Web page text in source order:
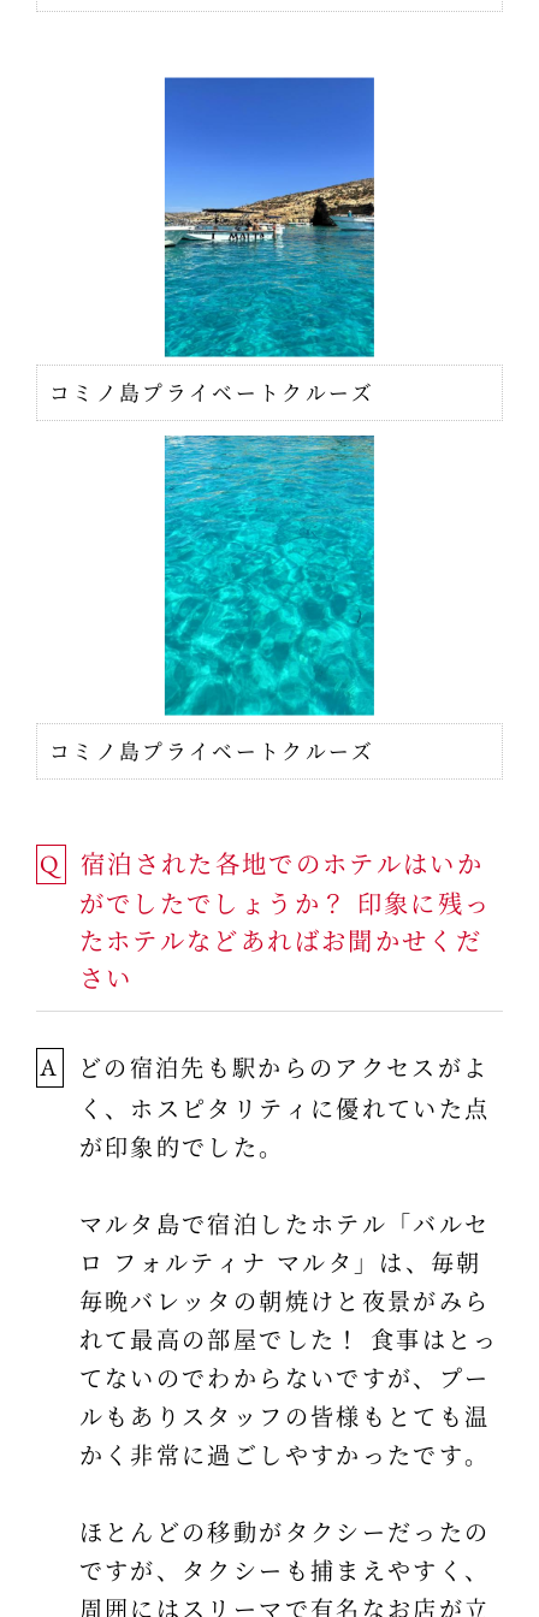
コミノ島プライベートクルーズ
コミノ島プライベートクルーズ
Q
宿泊された各地でのホテルはいか
がでしたでしょうか？ 印象に残っ
たホテルなどあればお聞かせくだ
さい
A
どの宿泊先も駅からのアクセスがよ
く、ホスピタリティに優れていた点
が印象的でした。
マルタ島で宿泊したホテル「バルセ
ロ フォルティナ マルタ」は、毎朝
毎晩バレッタの朝焼けと夜景がみら
れて最高の部屋でした！ 食事はとっ
てないのでわからないですが、プー
ルもありスタッフの皆様もとても温
かく非常に過ごしやすかったです。
ほとんどの移動がタクシーだったの
ですが、タクシーも捕まえやすく、
周囲にはスリーマで有名なお店が立